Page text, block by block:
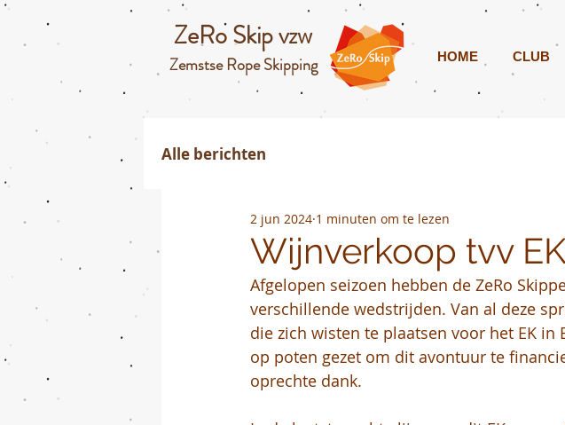
ZeRo Skip vzw
Zemstse Rope Skipping HOME CLUB
Alle berichten
Wijnverkoop tvv
2 jun 2024 1 minuten om te lezen
Afgelopen seizoen hebben de ZeRo
verschillende wedstrijden. Van al deze
die zich wisten te plaatsen voor het EK
op poten gezet om dit avontuur te
oprechte dank.